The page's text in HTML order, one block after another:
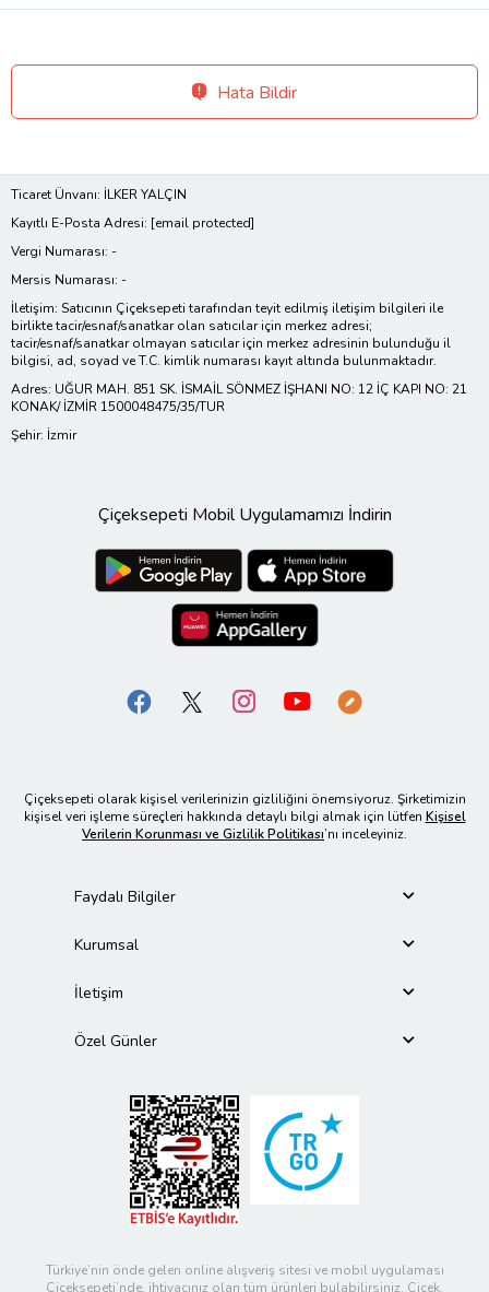
Hata Bildir
Ticaret Ünvanı: İLKER YALÇIN
Kayıtlı E-Posta Adresi: [email protected]
Vergi Numarası: -
Mersis Numarası: -
İletişim: Satıcının Çiçeksepeti tarafından teyit edilmiş iletişim bilgileri ile
birlikte tacir/esnaf/sanatkar olan satıcılar için merkez adresi;
tacir/esnaf/sanatkar olmayan satıcılar için merkez adresinin bulunduğu il
bilgisi, ad, soyad ve T.C. kimlik numarası kayıt altında bulunmaktadır.
Adres: UĞUR MAH. 851 SK. İSMAİL SÖNMEZ İŞHANI NO: 12 İÇ KAPI NO: 21
KONAK/ İZMİR 1500048475/35/TUR
Şehir: İzmir
Çiçeksepeti Mobil Uygulamamızı İndirin
Çiçeksepeti olarak kişisel verilerinizin gizliliğini önemsiyoruz. Şirketimizin
kişisel veri işleme süreçleri hakkında detaylı bilgi almak için lütfen Kişisel
Verilerin Korunması ve Gizlilik Politikası’nı inceleyiniz.
Faydalı Bilgiler
Kurumsal
İletişim
Özel Günler
Türkiye’nin önde gelen online alışveriş sitesi ve mobil uygulaması
Çiçeksepeti’nde, ihtiyacınız olan tüm ürünleri bulabilirsiniz. Çiçek,